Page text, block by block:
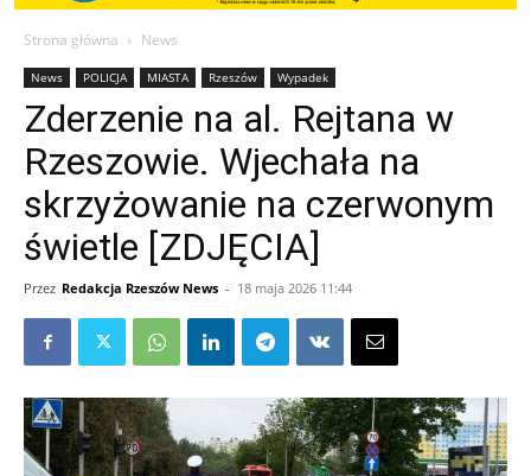
Strona główna News
News POLICJA MIASTA Rzeszów Wypadek
Zderzenie na al. Rejtana w
Rzeszowie. Wjechała na
skrzyżowanie na czerwonym
świetle [ZDJĘCIA]
Przez Redakcja Rzeszów News - 18 maja 2026 11:44